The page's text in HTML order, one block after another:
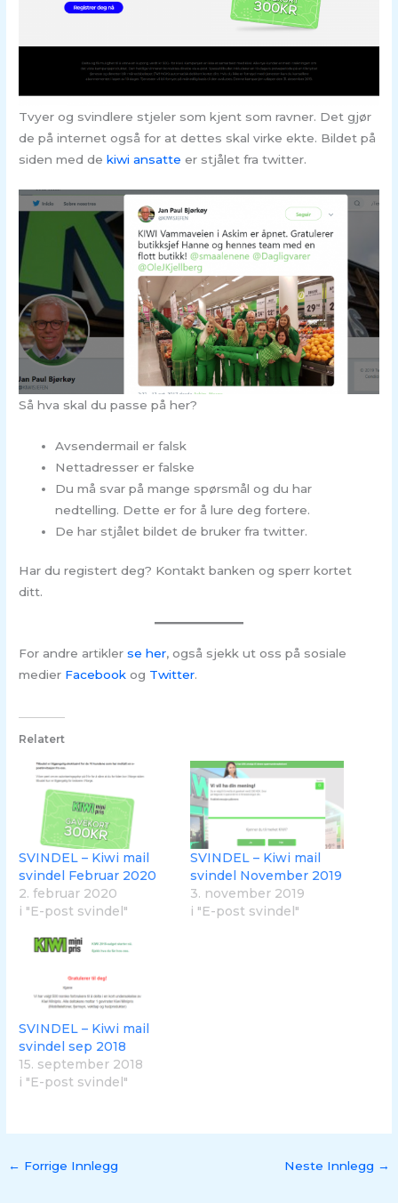
Tvyer og svindlere stjeler som kjent som ravner. Det gjør
de på internet også for at dettes skal virke ekte. Bildet på
siden med dekiwi ansatte er stjålet fra twitter.
Så hva skal du passe på her?
Avsendermail er falsk
Nettadresser er falske
Du må svar på mange spørsmål og du har
nedtelling. Dette er for å lure deg fortere.
De har stjålet bildet de bruker fra twitter.
Har du registert deg? Kontakt banken og sperr kortet
ditt.
For andre artiklerse her, også sjekk ut oss på sosiale
medier Facebookog Twitter.
Relatert
SVINDEL – Kiwi mail
svindel Februar 2020
2. februar 2020
i "E-post svindel"
SVINDEL – Kiwi mail
svindel November 2019
3. november 2019
i "E-post svindel"
SVINDEL – Kiwi mail
svindel sep 2018
15. september 2018
i "E-post svindel"
← Forrige Innlegg Neste Innlegg →